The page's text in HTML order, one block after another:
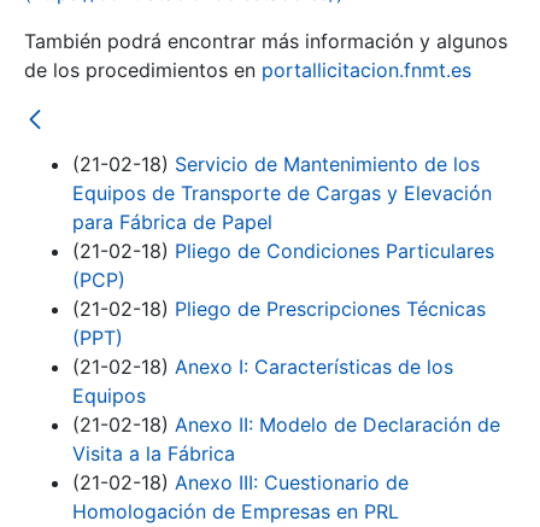
Erakutsi/Ezkutatu
También podrá encontrar más información y algunos
de los procedimientos en portallicitacion.fnmt.es
(21-02-18) Servicio de Mantenimiento de los
Equipos de Transporte de Cargas y Elevación
para Fábrica de Papel
(21-02-18) Pliego de Condiciones Particulares
(PCP)
(21-02-18) Pliego de Prescripciones Técnicas
(PPT)
(21-02-18) Anexo I: Características de los
Equipos
(21-02-18) Anexo II: Modelo de Declaración de
Visita a la Fábrica
(21-02-18) Anexo III: Cuestionario de
Homologación de Empresas en PRL